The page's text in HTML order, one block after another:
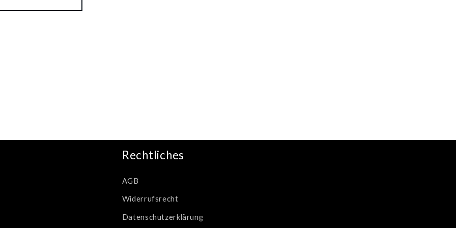
Rechtliches
AGB
Widerrufsrecht
Datenschutzerklärung